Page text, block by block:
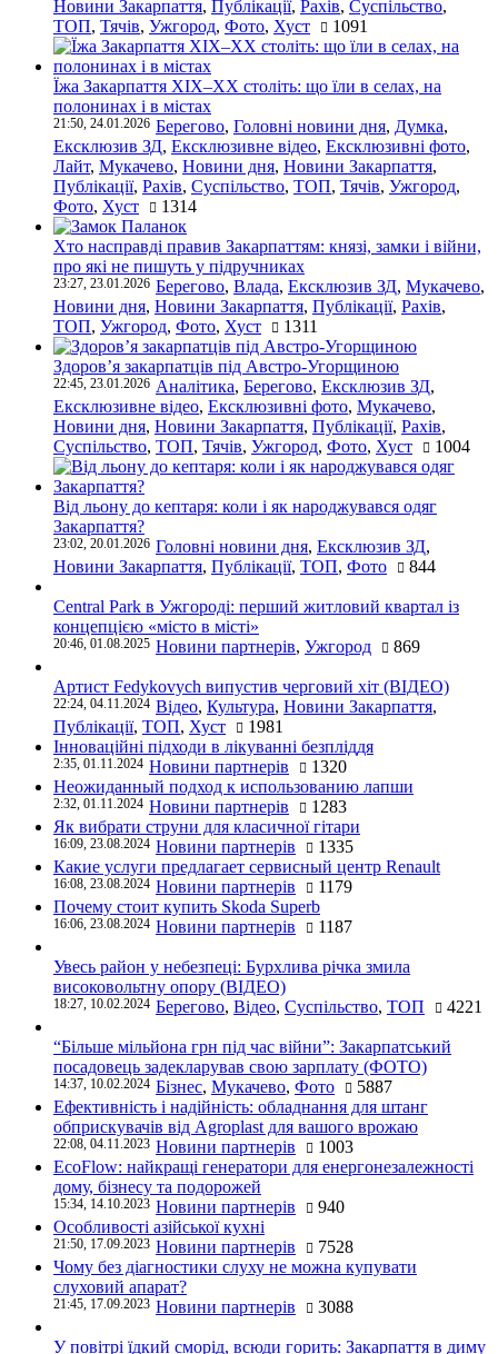
Новини Закарпаття, Публікації, Рахів, Суспільство,
ТОП, Тячів, Ужгород, Фото, Хуст 1091
Їжа Закарпаття ХІХ–ХХ століть: що їли в селах, на
полонинах і в містах
21:50, 24.01.2026 Берегово, Головні новини дня, Думка,
Ексклюзив ЗД, Ексклюзивне відео, Ексклюзивні фото,
Лайт, Мукачево, Новини дня, Новини Закарпаття,
Публікації, Рахів, Суспільство, ТОП, Тячів, Ужгород,
Фото, Хуст 1314
Хто насправді правив Закарпаттям: князі, замки і війни,
про які не пишуть у підручниках
23:27, 23.01.2026 Берегово, Влада, Ексклюзив ЗД, Мукачево,
Новини дня, Новини Закарпаття, Публікації, Рахів,
ТОП, Ужгород, Фото, Хуст 1311
Здоров’я закарпатців під Австро-Угорщиною
22:45, 23.01.2026 Аналітика, Берегово, Ексклюзив ЗД,
Ексклюзивне відео, Ексклюзивні фото, Мукачево,
Новини дня, Новини Закарпаття, Публікації, Рахів,
Суспільство, ТОП, Тячів, Ужгород, Фото, Хуст 1004
Від льону до кептаря: коли і як народжувався одяг
Закарпаття?
23:02, 20.01.2026 Головні новини дня, Ексклюзив ЗД,
Новини Закарпаття, Публікації, ТОП, Фото 844
Central Park в Ужгороді: перший житловий квартал із
концепцією «місто в місті»
20:46, 01.08.2025 Новини партнерів, Ужгород 869
Артист Fedykovych випустив черговий хіт (ВІДЕО)
22:24, 04.11.2024 Відео, Культура, Новини Закарпаття,
Публікації, ТОП, Хуст
1981
Інноваційні підходи в лікуванні безпліддя
2:35, 01.11.2024 Новини партнерів
1320
Неожиданный подход к использованию лапши
2:32, 01.11.2024 Новини партнерів
1283
Як вибрати струни для класичної гітари
16:09, 23.08.2024 Новини партнерів
1335
Какие услуги предлагает сервисный центр Renault
16:08, 23.08.2024 Новини партнерів
1179
Почему стоит купить Skoda Superb
16:06, 23.08.2024 Новини партнерів 1187
Увесь район у небезпеці: Бурхлива річка змила
високовольтну опору (ВІДЕО)
18:27, 10.02.2024 Берегово, Відео, Суспільство, ТОП 4221
“Більше мільйона грн під час війни”: Закарпатський
посадовець задекларував свою зарплату (ФОТО)
14:37, 10.02.2024 Бізнес, Мукачево, Фото
5887
Ефективність і надійність: обладнання для штанг
обприскувачів від Agroplast для вашого врожаю
22:08, 04.11.2023 Новини партнерів
1003
EcoFlow: найкращі генератори для енергонезалежності
дому, бізнесу та подорожей
15:34, 14.10.2023 Новини партнерів
940
Особливості азійської кухні
21:50, 17.09.2023 Новини партнерів
7528
Чому без діагностики слуху не можна купувати
слуховий апарат?
21:45, 17.09.2023 Новини партнерів 3088
У повітрі їдкий сморід, всюди горить: Закарпаття в диму